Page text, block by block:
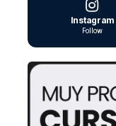
Instagram
Follow